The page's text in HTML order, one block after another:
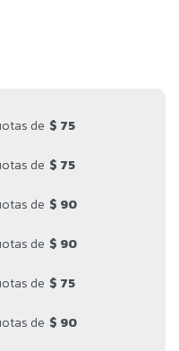
de $ 75
de $ 75
de $ 90
de $ 90
de $ 75
de $ 90